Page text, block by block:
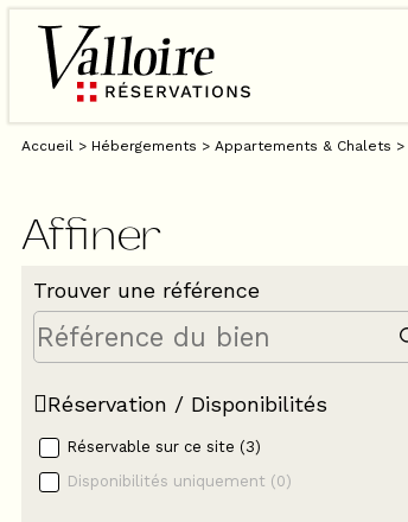
Accueil > Hébergements > Appartements & Chalets >
Affiner
Trouver une référence
Réservation / Disponibilités
Réservable sur ce site (3)
Disponibilités uniquement (0)